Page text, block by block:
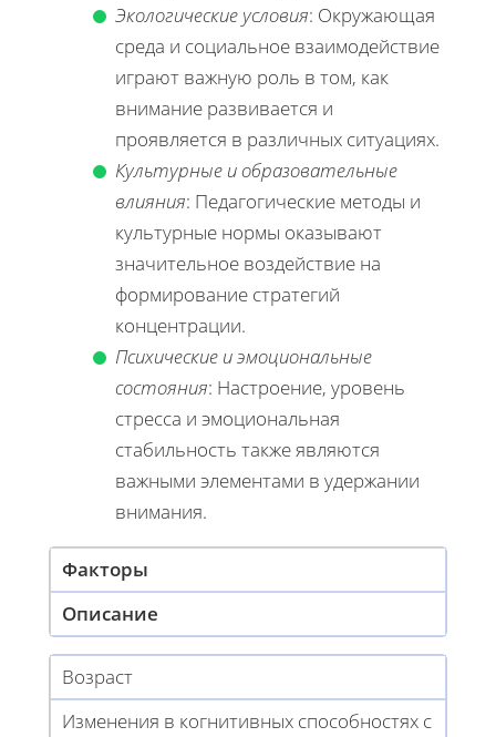
Экологические условия: Окружающая
среда и социальное взаимодействие
играют важную роль в том, как
внимание развивается и
проявляется в различных ситуациях.
Культурные и образовательные
влияния: Педагогические методы и
культурные нормы оказывают
значительное воздействие на
формирование стратегий
концентрации.
Психические и эмоциональные
состояния: Настроение, уровень
стресса и эмоциональная
стабильность также являются
важными элементами в удержании
внимания.
Факторы
Описание
Возраст
Изменения в когнитивных способностях с